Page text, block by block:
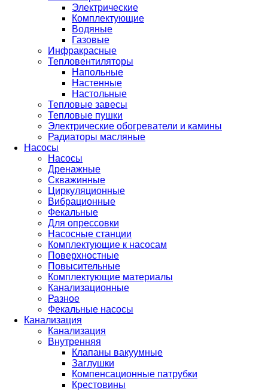
Электрические
Комплектующие
Водяные
Газовые
Инфракрасные
Тепловентиляторы
Напольные
Настенные
Настольные
Тепловые завесы
Тепловые пушки
Электрические обогреватели и камины
Радиаторы масляные
Насосы
Насосы
Дренажные
Скважинные
Циркуляционные
Вибрационные
Фекальные
Для опрессовки
Насосные станции
Комплектующие к насосам
Поверхностные
Повысительные
Комплектующие материалы
Канализационные
Разное
Фекальные насосы
Канализация
Канализация
Внутренняя
Клапаны вакуумные
Заглушки
Компенсационные патрубки
Крестовины